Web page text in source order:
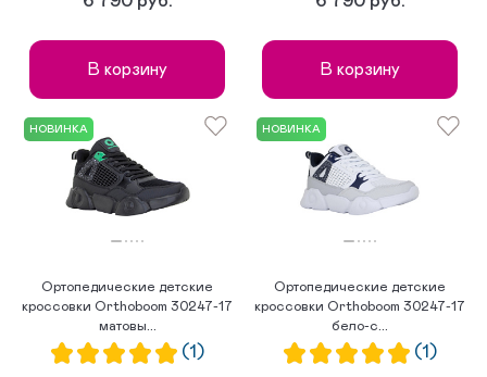
В корзину В корзину
НОВИНКА
Ортопедические детские
кроссовки Orthoboom 30247-17
матовы...
(1)
НОВИНКА
Ортопедические детские
кроссовки Orthoboom 30247-17
бело-с...
(1)